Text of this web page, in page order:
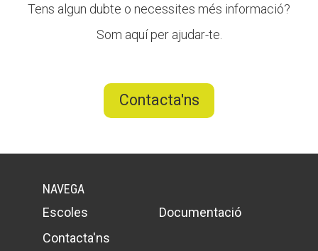
Tens algun dubte o necessites més informació?
Som aquí per ajudar-te.
Contacta'ns
NAVEGA
Escoles
Documentació
Contacta'ns